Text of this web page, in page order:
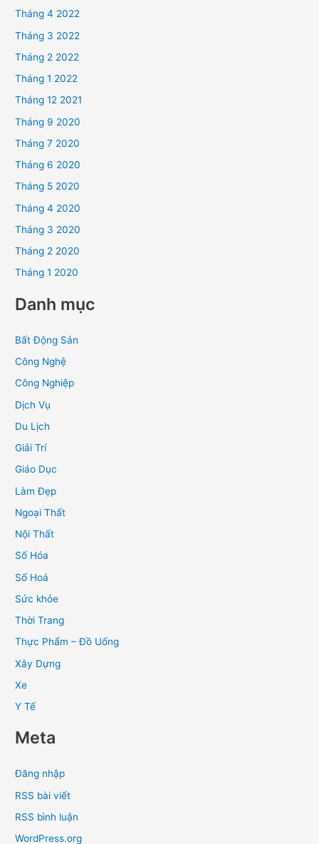
Tháng 4 2022
Tháng 3 2022
Tháng 2 2022
Tháng 1 2022
Tháng 12 2021
Tháng 9 2020
Tháng 7 2020
Tháng 6 2020
Tháng 5 2020
Tháng 4 2020
Tháng 3 2020
Tháng 2 2020
Tháng 1 2020
Danh mục
Bất Động Sản
Công Nghệ
Công Nghiệp
Dịch Vụ
Du Lịch
Giải Trí
Giáo Dục
Làm Đẹp
Ngoại Thất
Nội Thất
Số Hóa
Số Hoá
Sức khỏe
Thời Trang
Thực Phẩm – Đồ Uống
Xây Dựng
Xe
Y Tế
Meta
Đăng nhập
RSS bài viết
RSS bình luận
WordPress.org